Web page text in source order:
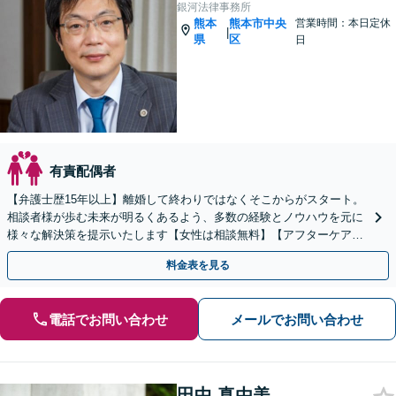
銀河法律事務所
熊本
県
|
熊本市中央
区
営業時間：本日定休
日
有責配偶者
【弁護士歴15年以上】離婚して終わりではなくそこからがスタート。
相談者様が歩む未来が明るくあるよう、多数の経験とノウハウを元に
様々な解決策を提示いたします【女性は相談無料】【アフターケアも
充実】【子連れ相談OK】
料金表を見る
電話でお問い合わせ メールでお問い合わせ